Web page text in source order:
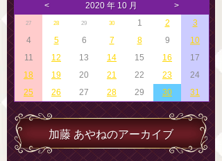
< 2020 年 10 月 >
27 28 29 30 1 2
3
4
5 6 7 8 9
10
11
12 13 14 15 16
17
18
19 20 21 22 23
24
25
26 27 28 29 30 31
加藤 あやねのアーカイブ